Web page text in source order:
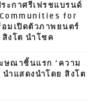
ะกาศรีเฟรชแบรนด์
for
มเปิดตัวภาพยนตร์
งโต นำโชค
ษณาชิ้นแรก ‘ความ
ำแสดงนำโดย สิงโต